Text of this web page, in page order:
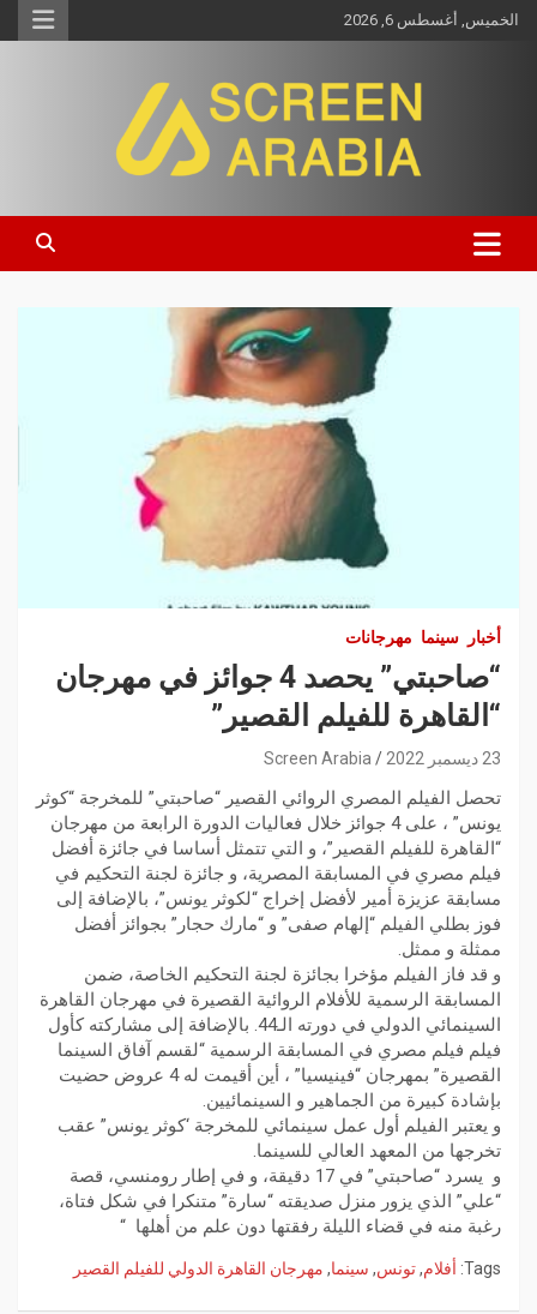
الخميس, أغسطس 6, 2026
Screen Arabia
أخبار سينما مهرجانات
“صاحبتي” يحصد 4 جوائز في مهرجان
“القاهرة للفيلم القصير”
23 ديسمبر 2022 Screen Arabia
تحصل الفيلم المصري الروائي القصير “صاحبتي” للمخرجة “كوثر
يونس” ، على 4 جوائز خلال فعاليات الدورة الرابعة من مهرجان
“القاهرة للفيلم القصير”، و التي تتمثل أساسا في جائزة أفضل
فيلم مصري في المسابقة المصرية، و جائزة لجنة التحكيم في
مسابقة عزيزة أمير لأفضل إخراج “لكوثر يونس”، بالإضافة إلى
فوز بطلي الفيلم “إلهام صفى” و “مارك حجار” بجوائز أفضل
ممثلة و ممثل.
و قد فاز الفيلم مؤخرا بجائزة لجنة التحكيم الخاصة، ضمن
المسابقة الرسمية للأفلام الروائية القصيرة في مهرجان القاهرة
السينمائي الدولي في دورته الـ44. بالإضافة إلى مشاركته كأول
فيلم فيلم مصري في المسابقة الرسمية “لقسم آفاق السينما
القصيرة” بمهرجان “فينيسيا” ، أين أقيمت له 4 عروض حضيت
بإشادة كبيرة من الجماهير و السينمائيين.
و يعتبر الفيلم أول عمل سينمائي للمخرجة ‘كوثر يونس” عقب
تخرجها من المعهد العالي للسينما.
و يسرد “صاحبتي” في 17 دقيقة، و في إطار رومنسي، قصة
“علي” الذي يزور منزل صديقته “سارة” متنكرا في شكل فتاة،
رغبة منه في قضاء الليلة رفقتها دون علم من أهلها “
Tags: أفلام,تونس, سينما, مهرجان القاهرة الدولي للفيلم القصير